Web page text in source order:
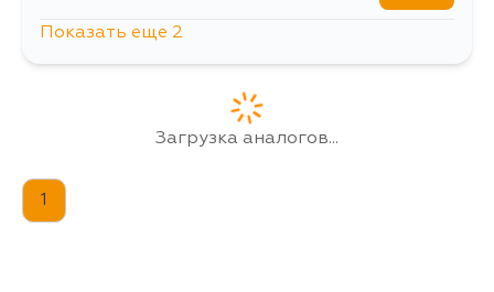
Показать еще 2
Загрузка аналогов...
1